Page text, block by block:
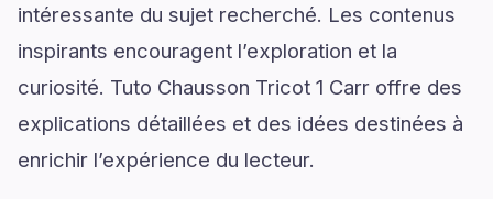
intéressante du sujet recherché. Les contenus
inspirants encouragent l’exploration et la
curiosité. Tuto Chausson Tricot 1 Carr offre des
explications détaillées et des idées destinées à
enrichir l’expérience du lecteur.